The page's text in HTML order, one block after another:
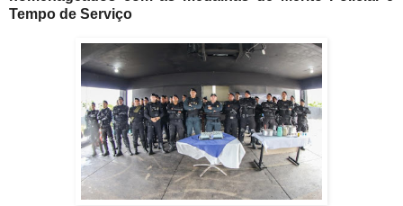
Tempo de Serviço